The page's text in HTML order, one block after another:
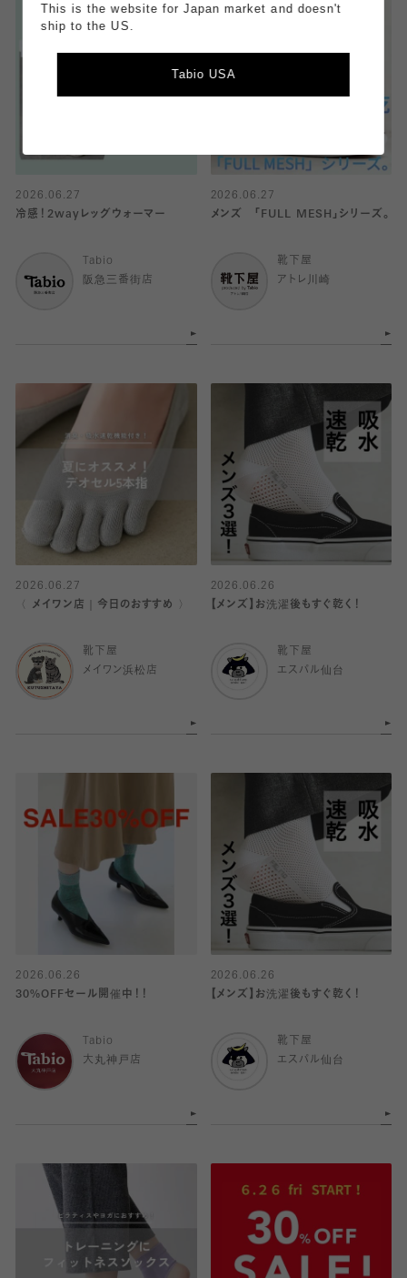
2026.06.27
冷感！2wayレッグウォーマー
Tabio
阪急三番街店
2026.06.27
メンズ 「FULL MESH」シリーズ。
靴下屋
アトレ川崎
2026.06.27
〈 メイワン店｜今日のおすすめ 〉
靴下屋
メイワン浜松店
2026.06.26
【メンズ】お洗濯後もすぐ乾く！
靴下屋
エスパル仙台
2026.06.26
30%OFFセール開催中！！
Tabio
大丸神戸店
2026.06.26
【メンズ】お洗濯後もすぐ乾く！
靴下屋
エスパル仙台
This is the website for Japan market and doesn't
ship to the US.
Tabio USA